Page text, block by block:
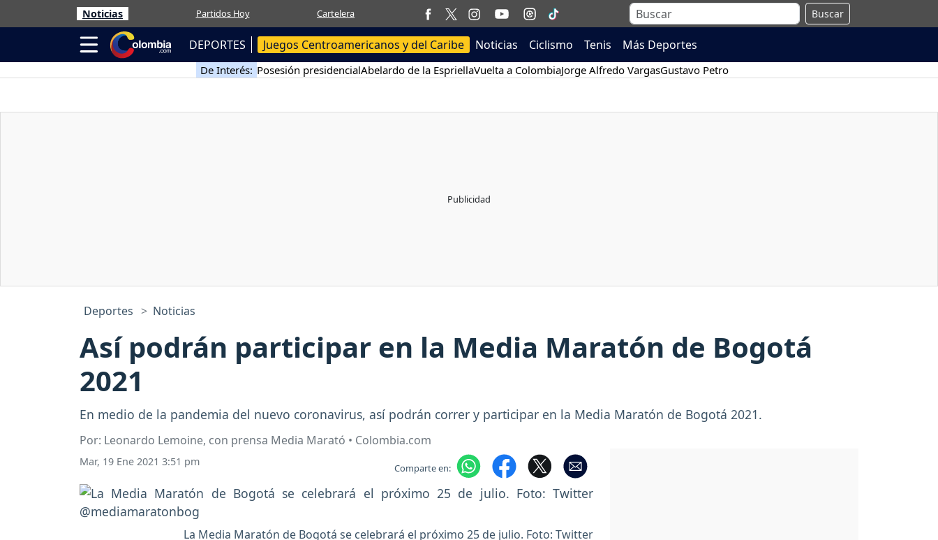
Noticias Partidos Hoy Cartelera Buscar
DEPORTES Juegos Centroamericanos y del Caribe Noticias Ciclismo Tenis Más Deportes
De Interés: Posesión presidencialAbelardo de la EspriellaVuelta a ColombiaJorge Alfredo VargasGustavo Petro
Deportes Noticias
Así podrán participar en la Media Maratón de Bogotá
2021
En medio de la pandemia del nuevo coronavirus, así podrán correr y participar en la Media Maratón de Bogotá 2021.
Por: Leonardo Lemoine, con prensa Media Marató • Colombia.com
Mar, 19 Ene 2021 3:51 pm Comparte en:
La Media Maratón de Bogotá se celebrará el próximo 25 de julio. Foto: Twitter